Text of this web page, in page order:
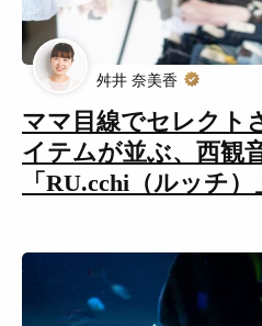
Muguuuとは
インフォマティブデータポリシ
ー
ママ目線でセレクト
イテムが並ぶ、西観
「RU.cchi（ルッチ）
舛井 奈美香